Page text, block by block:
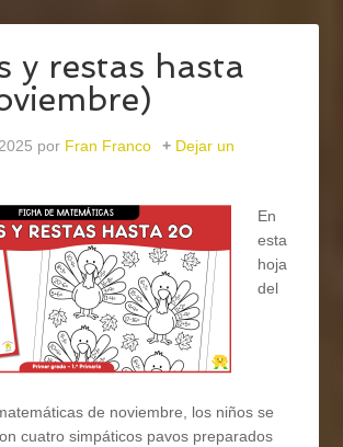
y restas hasta
por Fran Franco
Dejar un
En
esta
hoja
del
de noviembre, los niños se
cuatro simpáticos pavos preparados